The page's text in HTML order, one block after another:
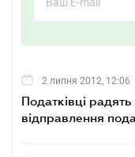
2 липня 2012, 12:06
Податківці
відправлення